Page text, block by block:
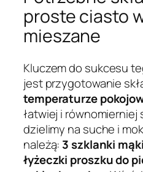
proste ciasto
mieszane
Kluczem do sukcesu
jest przygotowanie
temperaturze
łatwiej i równomierniej
dzielimy na suche i
należą: 3 szklanki
łyżeczki proszku do